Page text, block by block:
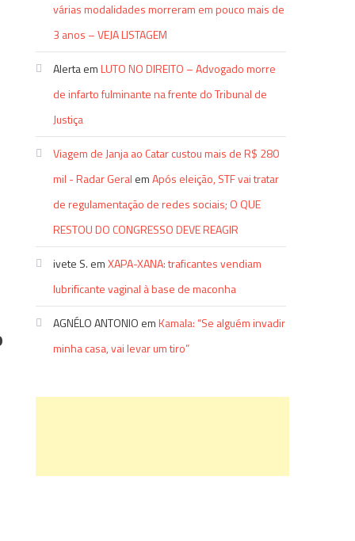
várias modalidades morreram em pouco mais de
3 anos – VEJA LISTAGEM
AlertaemLUTO NO DIREITO – Advogado morre
de infarto fulminante na frente do Tribunal de
Justiça
Viagem de Janja ao Catar custou mais de R$ 280
mil - Radar Geral emApós eleição, STF vai tratar
de regulamentação de redes sociais; O QUE
RESTOU DO CONGRESSO DEVE REAGIR
ivete S. emXAPA-XANA: traficantes vendiam
lubrificante vaginal à base de maconha
AGNÉLO ANTONIO emKamala: “Se alguém invadir
minha casa, vai levar um tiro”